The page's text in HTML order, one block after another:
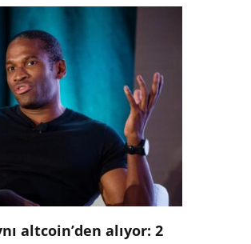
altcoin’den alıyor: 2